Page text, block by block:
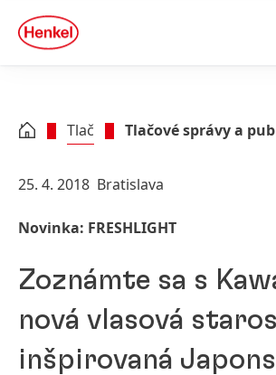
Skip to footer
quick
search
Tlač Tlačové správy a
25. 4. 2018 Bratislava
Novinka: FRESHLIGHT
Zoznámte sa s
nová vlasová
inšpirovaná